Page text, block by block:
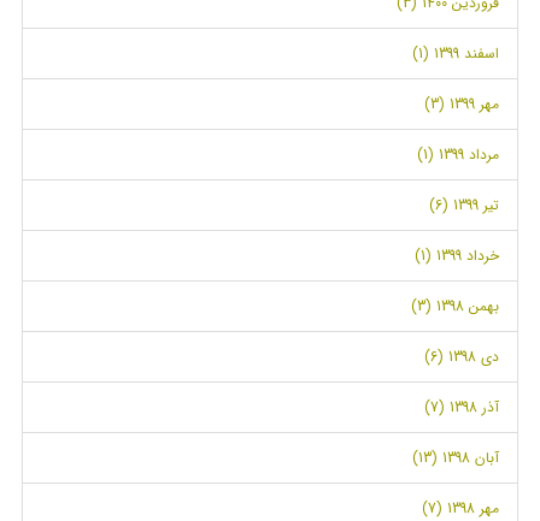
اسفند 1399 (1)
مهر 1399 (3)
مرداد 1399 (1)
تیر 1399 (6)
خرداد 1399 (1)
بهمن 1398 (3)
دی 1398 (6)
آذر 1398 (7)
آبان 1398 (13)
مهر 1398 (7)